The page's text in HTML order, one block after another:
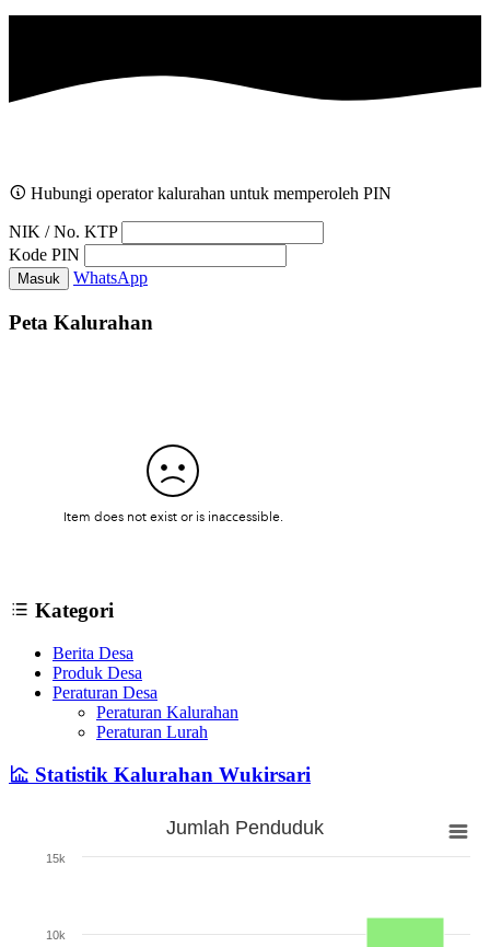
Hubungi operator kalurahan untuk memperoleh PIN
NIK / No. KTP
Kode PIN
Masuk WhatsApp
Peta Kalurahan
Kategori
Berita Desa
Produk Desa
Peraturan Desa
Peraturan Kalurahan
Peraturan Lurah
Statistik Kalurahan Wukirsari
The chart has 1 Y axis displaying Jumlah. Range: 0 to 15000.
Jumlah Penduduk
10k
15k